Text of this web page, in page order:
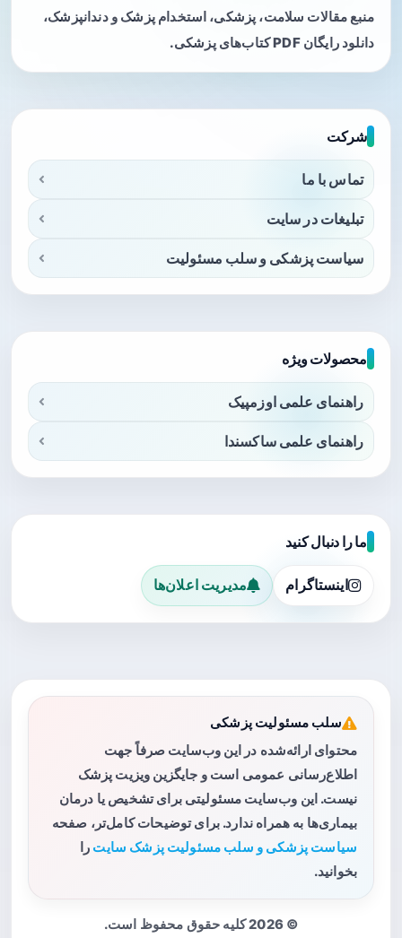
منبع مقالات سلامت، پزشکی، استخدام پزشک و دندانپزشک،
دانلود رایگان PDF کتاب‌های پزشکی.
شرکت
تماس با ما
تبلیغات در سایت
سیاست پزشکی و سلب مسئولیت
محصولات ویژه
راهنمای علمی اوزمپیک
راهنمای علمی ساکسندا
ما را دنبال کنید
اینستاگرام مدیریت اعلان‌ها
سلب مسئولیت پزشکی
محتوای ارائه‌شده در این وب‌سایت صرفاً جهت
اطلاع‌رسانی عمومی است و جایگزین ویزیت پزشک
نیست. این وب‌سایت مسئولیتی برای تشخیص یا درمان
بیماری‌ها به همراه ندارد. برای توضیحات کامل‌تر، صفحه
سیاست پزشکی و سلب مسئولیت پزشک سایت را
بخوانید.
© 2026 کلیه حقوق محفوظ است.